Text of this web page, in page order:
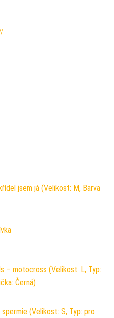
jsem já (Velikost: M, Barva
– motocross (Velikost: L, Typ:
Černá)
(Velikost: S, Typ: pro